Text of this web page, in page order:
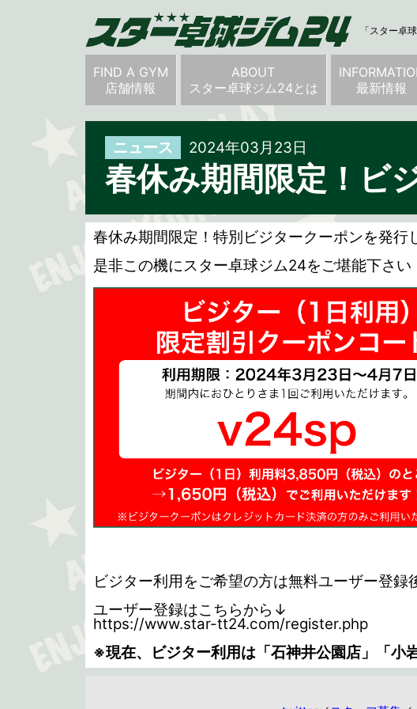
「スター卓
FIND A GYM
店舗情報
ABOUT
スター卓球ジム24とは
最新情報
ニュース 2024年03月23日
春休み期間限定！ビ
春休み期間限定！特別ビジタークーポンを発行
是非この機にスター卓球ジム24をご堪能下さい
ビジター利用をご希望の方は無料ユーザー登録
ユーザー登録はこちらから↓
https://www.star-tt24.com/register.php
※現在、ビジター利用は「石神井公園店」「小